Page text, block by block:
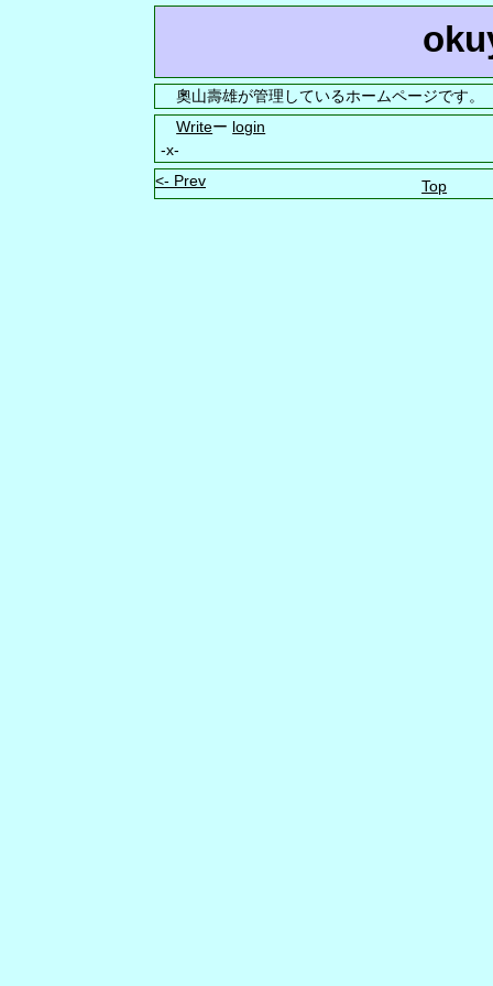
奧山壽雄が管理しているホームページです。
Writeー login
-x-
<- Prev Top